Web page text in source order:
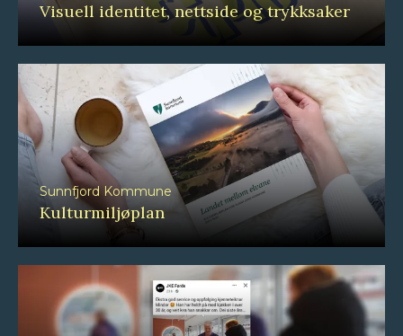
Visuell identitet, nettside og trykksaker
Sunnfjord Kommune
Kulturmiljøplan